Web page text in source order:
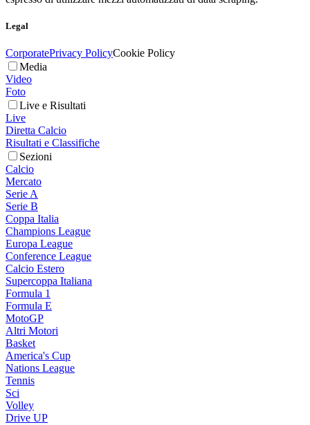
Legal
CorporatePrivacy PolicyCookie Policy
Media
Video
Foto
Live e Risultati
Live
Diretta Calcio
Risultati e Classifiche
Sezioni
Calcio
Mercato
Serie A
Serie B
Coppa Italia
Champions League
Europa League
Conference League
Calcio Estero
Supercoppa Italiana
Formula 1
Formula E
MotoGP
Altri Motori
Basket
America's Cup
Nations League
Tennis
Sci
Volley
Drive UP